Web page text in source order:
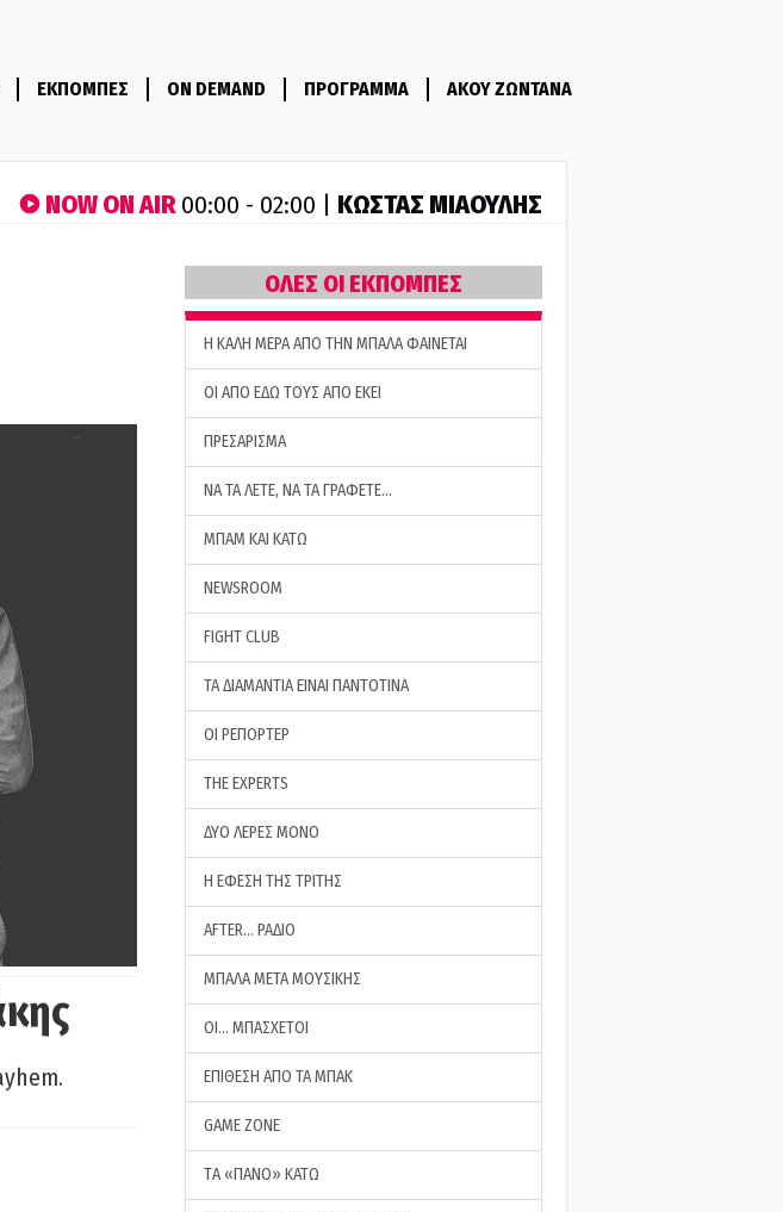
ΕΚΠΟΜΠΕΣ ON DEMAND ΠΡΟΓΡΑΜΜΑ ΑΚΟΥ ΖΩΝΤΑΝΑ
NOW ON AIR00:00 - 02:00 | ΚΩΣΤΑΣ ΜΙΑΟΥΛΗΣ
ΟΛΕΣ ΟΙ ΕΚΠΟΜΠΕΣ
H ΚΑΛΗ ΜΕΡΑ ΑΠΟ ΤΗΝ ΜΠΑΛΑ ΦΑΙΝΕΤΑΙ
ΟΙ ΑΠΟ ΕΔΩ ΤΟΥΣ ΑΠΟ ΕΚΕΙ
ΠΡΕΣΑΡΙΣΜΑ
ΝΑ ΤΑ ΛΕΤΕ, ΝΑ ΤΑ ΓΡΑΦΕΤΕ…
ΜΠΑΜ ΚΑΙ ΚΑΤΩ
NEWSROOM
FIGHT CLUB
ΤΑ ΔΙΑΜΑΝΤΙΑ ΕΙΝΑΙ ΠΑΝΤΟΤΙΝΑ
ΟΙ ΡΕΠΟΡΤΕΡ
THE EXPERTS
ΔΥΟ ΛΕΡΕΣ ΜΟΝΟ
Η ΕΦΕΣΗ ΤΗΣ ΤΡΙΤΗΣ
AFTER… ΡΑΔΙΟ
ΜΠΑΛΑ ΜΕΤΑ ΜΟΥΣΙΚΗΣ
ΟΙ… ΜΠΑΣΧΕΤΟΙ
ΕΠΙΘΕΣΗ ΑΠΟ ΤΑ ΜΠΑΚ
GAME ZONE
ΤA «ΠΑΝΟ» ΚΑΤΩ